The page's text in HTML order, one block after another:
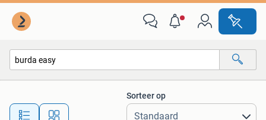
Alle afstanden…
Sorteer op